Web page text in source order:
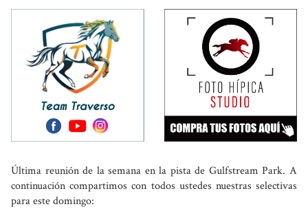
Última reunión de la semana en la pista de Gulfstream Park. A
continuación compartimos con todos ustedes nuestras selectivas
para este domingo: